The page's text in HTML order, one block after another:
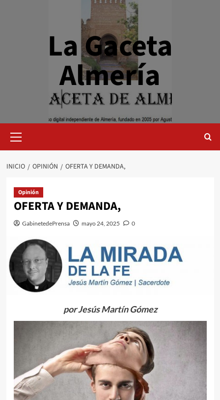
La Gaceta
Almería
primario
INICIO OPINIÓN OFERTA Y DEMANDA,
Opinión
OFERTA Y DEMANDA,
GabinetedePrensa mayo 24, 2025 0
por Jesús Martín Gómez